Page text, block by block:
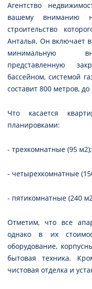
Агентство
вашему вниманию
строительство
Анталья. Он включает
минимальную
представленную
бассейном, системой
составит 800 метров,
Что касается
планировками:
- трехкомнатные (95 м2);
- четырехкомнатные
- пятикомнатные (240
Отметим, что все
однако в их
оборудование,
бытовая техника.
чистовая отделка и